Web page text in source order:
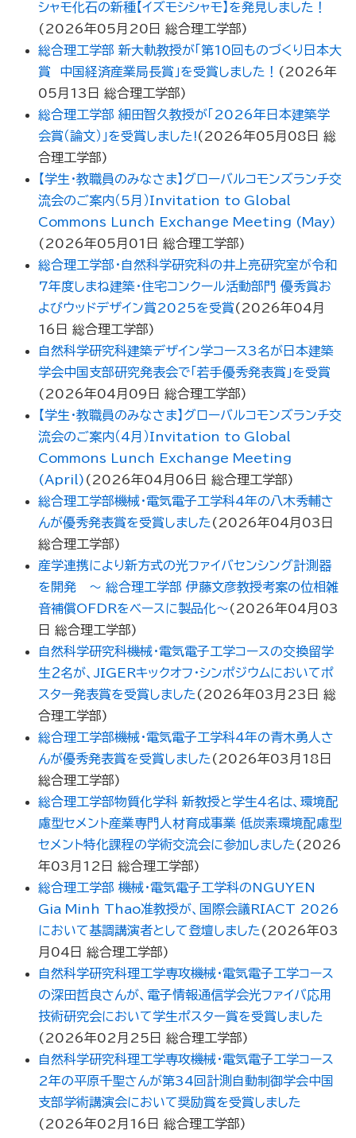
シャモ化石の新種【イズモシシャモ】を発見しました！
( 2026年05月20日 総合理工学部)
総合理工学部 新大軌教授が「第10回ものづくり日本大
賞 中国経済産業局長賞」を受賞しました！ ( 2026年
05月13日 総合理工学部)
総合理工学部 細田智久教授が「2026年日本建築学
会賞（論文）」を受賞しました!( 2026年05月08日 総
合理工学部)
【学生・教職員のみなさま】グローバルコモンズランチ交
流会のご案内（5月）Invitation to Global
Commons Lunch Exchange Meeting (May)
( 2026年05月01日 総合理工学部)
総合理工学部・自然科学研究科の井上亮研究室が令和
7年度しまね建築・住宅コンクール活動部門 優秀賞お
よびウッドデザイン賞2025を受賞( 2026年04月
16日 総合理工学部)
自然科学研究科建築デザイン学コース3名が日本建築
学会中国支部研究発表会で「若手優秀発表賞」を受賞
( 2026年04月09日 総合理工学部)
【学生・教職員のみなさま】グローバルコモンズランチ交
流会のご案内（4月）Invitation to Global
Commons Lunch Exchange Meeting
(April) ( 2026年04月06日 総合理工学部)
総合理工学部機械・電気電子工学科4年の八木秀輔さ
んが優秀発表賞を受賞しました ( 2026年04月03日
総合理工学部)
産学連携により新方式の光ファイバセンシング計測器
を開発 ～ 総合理工学部 伊藤文彦教授考案の位相雑
音補償OFDRをベースに製品化～( 2026年04月03
日 総合理工学部)
自然科学研究科機械・電気電子工学コースの交換留学
生２名が、JIGERキックオフ・シンポジウムにおいてポ
スター発表賞を受賞しました ( 2026年03月23日 総
合理工学部)
総合理工学部機械・電気電子工学科4年の青木勇人さ
んが優秀発表賞を受賞しました ( 2026年03月18日
総合理工学部)
総合理工学部物質化学科 新教授と学生４名は、環境配
慮型セメント産業専門人材育成事業 低炭素環境配慮型
セメント特化課程の学術交流会に参加しました ( 2026
年03月12日 総合理工学部)
総合理工学部 機械・電気電子工学科のNGUYEN
Gia Minh Thao准教授が、国際会議RIACT 2026
において基調講演者として登壇しました ( 2026年03
月04日 総合理工学部)
自然科学研究科理工学専攻機械・電気電子工学コース
の深田哲良さんが、電子情報通信学会光ファイバ応用
技術研究会において学生ポスター賞を受賞しました
( 2026年02月25日 総合理工学部)
自然科学研究科理工学専攻機械・電気電子工学コース
2年の平原千聖さんが第34回計測自動制御学会中国
支部学術講演会において奨励賞を受賞しました
( 2026年02月16日 総合理工学部)